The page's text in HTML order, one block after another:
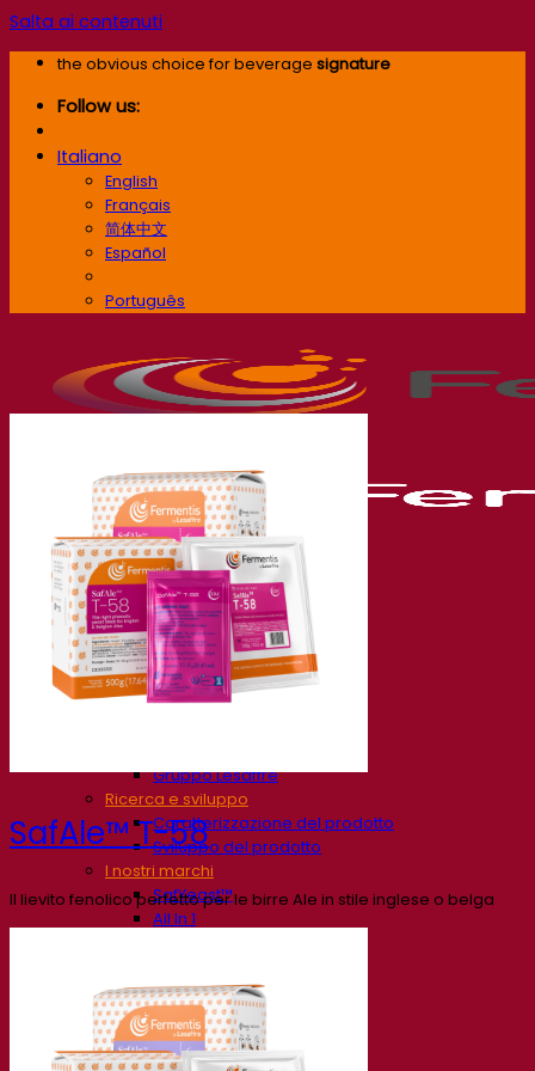
Salta ai contenuti
the obvious choice for beverage signature
Follow us:
Italiano
English
Français
简体中文
Español
Português
La nostra azienda
Chi siamo
Esperto di fermentazione
Il Campus Fermentis
Gruppo Lesaffre
Ricerca e sviluppo
Caratterizzazione del prodotto
Sviluppo del prodotto
I nostri marchi
SafYeast™
All In 1
Produzione in conto terzi
Degustazioni di bevande
Soluzioni per la fermentazione
Birra
SafAle™ T-58
Il lievito fenolico perfetto per le birre Ale in stile inglese o belga